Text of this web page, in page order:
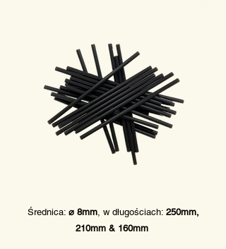
Średnica: ⌀ 8mm, w długościach: 250mm,
210mm & 160mm